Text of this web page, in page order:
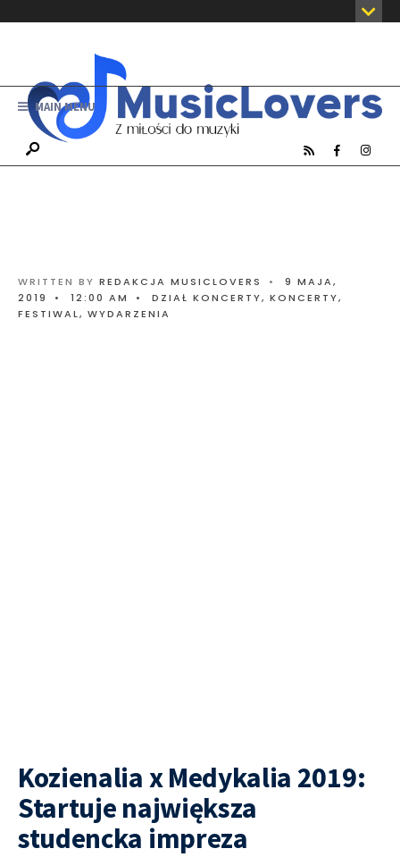
MAIN MENU
WRITTEN BY REDAKCJA MUSICLOVERS •
9 MAJA,
2019
• 12:00 AM • DZIAŁ KONCERTY, KONCERTY,
FESTIWAL, WYDARZENIA
Kozienalia x Medykalia 2019:
Startuje największa
studencka impreza